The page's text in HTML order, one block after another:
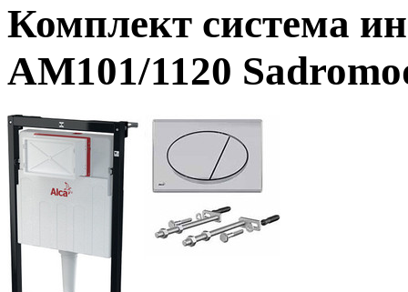
Комплект система
AM101/1120